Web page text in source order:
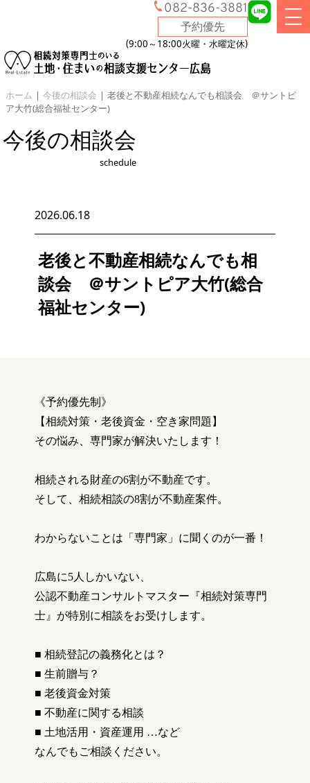
082-836-3881
予約優先
9:00～18:00火曜・水曜定休
ホーム | 今後の相談会 | 老後と不動産相続なんでも相談会 ＠サントピ
ア大竹(総合福祉センター)
今後の相談会
schedule
2026.06.18
老後と不動産相続なんでも相
談会 ＠サントピア大竹(総合
福祉センター)
《予約優先制》
【相続対策・老後資金・空き家問題】
その悩み、専門家が解決いたします！
相続される財産の6割が不動産です。
そして、相続相談の8割が不動産案件。
わからないことは「専門家」に聞くのが一番！
広島に5人しかいない、
公認不動産コンサルトマスター『相続対策専門
士』が特別に相談をお受けします。
■ 相続登記の義務化とは？
■ 生前贈与？
■ 老後資金対策
■ 不動産に関する相談
■ 土地活用・資産運用 …など
なんでもご相談ください。